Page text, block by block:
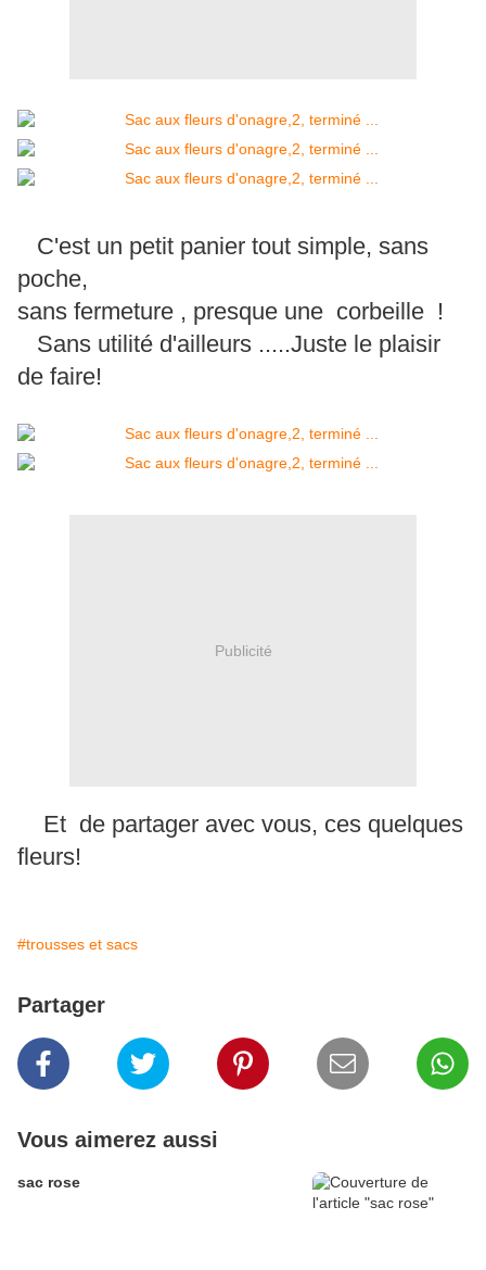
C'est un petit panier tout simple, sans
poche,
sans fermeture , presque une corbeille !
Sans utilité d'ailleurs .....Juste le plaisir
de faire!
Publicité
Et de partager avec vous, ces quelques
fleurs!
#trousses et sacs
Partager
Vous aimerez aussi
sac rose